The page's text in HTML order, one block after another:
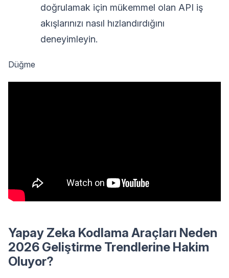
doğrulamak için mükemmel olan API iş
akışlarınızı nasıl hızlandırdığını
deneyimleyin.
Düğme
Yapay Zeka Kodlama Araçları Neden
2026 Geliştirme Trendlerine Hakim
Oluyor?